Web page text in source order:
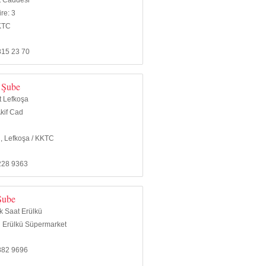
3
23 70
Lefkoşa
Cad
Lefkoşa / KKTC
9363
Saat Erülkü
Süpermarket
9696